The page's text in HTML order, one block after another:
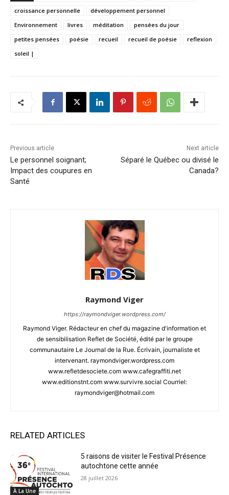
croissance personnelle
développement personnel
Environnement
livres méditation
pensées du jour
petites pensées
poésie recueil recueil de poésie
reflexion
soleil |
Previous article
Le personnel soignant;
Impact des coupures en
Santé
Next article
Séparé le Québec ou divisé le
Canada?
Raymond Viger
https://raymondviger.wordpress.com/
Raymond Viger. Rédacteur en chef du magazine d'information et
de sensibilisation Reflet de Société, édité par le groupe
communautaire Le Journal de la Rue. Écrivain, journaliste et
intervenant. raymondviger.wordpress.com
www.refletdesociete.com www.cafegraffiti.net
www.editionstnt.com www.survivre.social Courriel:
raymondviger@hotmail.com
RELATED ARTICLES
À La Une
5 raisons de visiter le Festival Présence
autochtone cette année
28 juillet 2026